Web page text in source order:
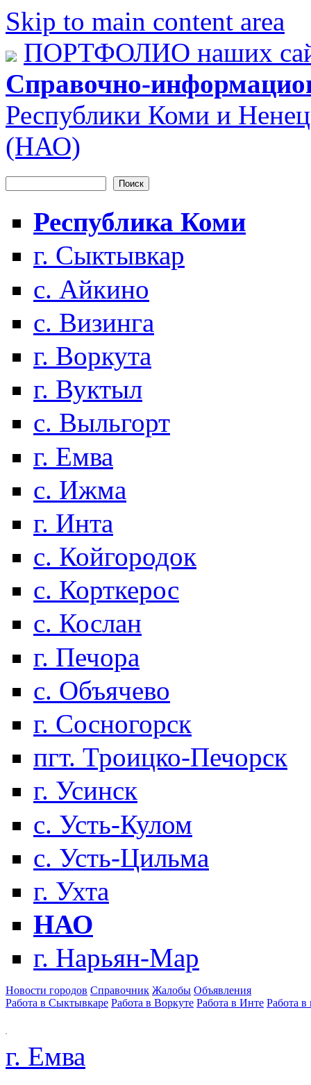
Skip to main content area
ПОРТФОЛИО наших
Справочно-
Республики Коми и
(НАО)
Форма поиска
Республика Коми
г. Сыктывкар
с. Айкино
с. Визинга
г. Воркута
г. Вуктыл
с. Выльгорт
г. Емва
с. Ижма
г. Инта
с. Койгородок
с. Корткерос
с. Кослан
г. Печора
с. Объячево
г. Сосногорск
пгт. Троицко-Печорск
г. Усинск
с. Усть-Кулом
с. Усть-Цильма
г. Ухта
НАО
г. Нарьян-Мар
Новости городов Справочник Жалобы Объявления
Работа в Сыктывкаре Работа в Воркуте Работа в Инте Работа в
г. Емва